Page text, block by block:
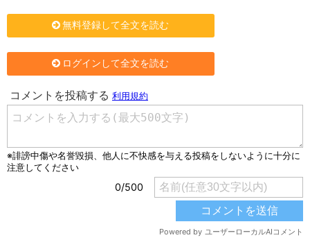
無料登録して全文を読む
ログインして全文を読む